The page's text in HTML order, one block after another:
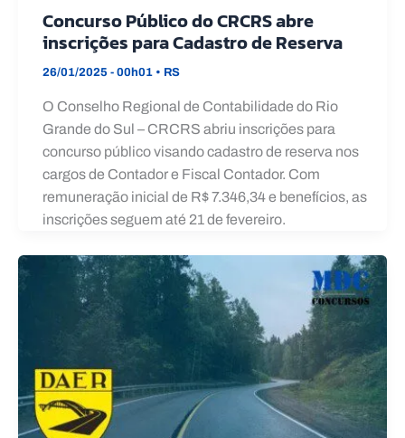
Concurso Público do CRCRS abre
inscrições para Cadastro de Reserva
26/01/2025 - 00h01 • RS
O Conselho Regional de Contabilidade do Rio
Grande do Sul – CRCRS abriu inscrições para
concurso público visando cadastro de reserva nos
cargos de Contador e Fiscal Contador. Com
remuneração inicial de R$ 7.346,34 e benefícios, as
inscrições seguem até 21 de fevereiro.